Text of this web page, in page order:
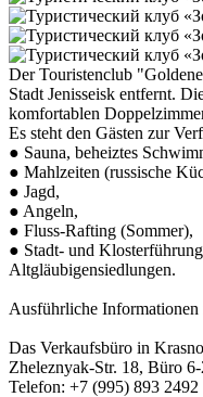
Der Touristenclub
Stadt Jenisseisk entfernt.
komfortablen
Es steht den Gästen zur
● Sauna, beheiztes
● Mahlzeiten (russische
● Jagd,
● Angeln,
● Fluss-Rafting (Sommer),
● Stadt- und
Altgläubigensiedlungen.
Ausführliche
Das Verkaufsbüro in
Zheleznyak-Str. 18, Büro 6-
Telefon: +7 (995) 893 2492